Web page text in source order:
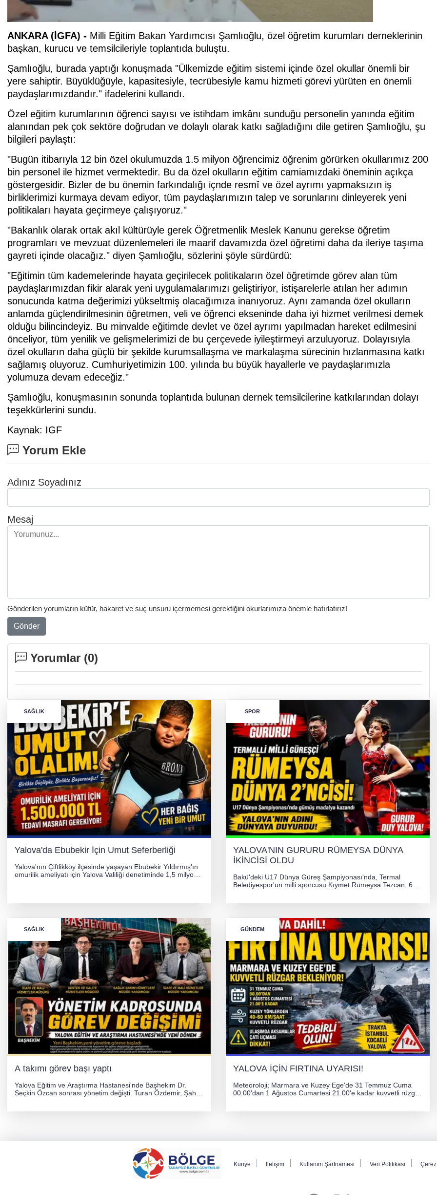
ANKARA (İGFA) - Milli Eğitim Bakan Yardımcısı Şamlıoğlu, özel öğretim kurumları derneklerinin
başkan, kurucu ve temsilcileriyle toplantıda buluştu.
Şamlıoğlu, burada yaptığı konuşmada "Ülkemizde eğitim sistemi içinde özel okullar önemli bir
yere sahiptir. Büyüklüğüyle, kapasitesiyle, tecrübesiyle kamu hizmeti görevi yürüten en önemli
paydaşlarımızdandır." ifadelerini kullandı.
Özel eğitim kurumlarının öğrenci sayısı ve istihdam imkânı sunduğu personelin yanında eğitim
alanından pek çok sektöre doğrudan ve dolaylı olarak katkı sağladığını dile getiren Şamlıoğlu, şu
bilgileri paylaştı:
"Bugün itibarıyla 12 bin özel okulumuzda 1.5 milyon öğrencimiz öğrenim görürken okullarımız 200
bin personel ile hizmet vermektedir. Bu da özel okulların eğitim camiamızdaki öneminin açıkça
göstergesidir. Bizler de bu önemin farkındalığı içnde resmî ve özel ayrımı yapmaksızın iş
birliklerimizi kurmaya devam ediyor, tüm paydaşlarımızın talep ve sorunlarını dinleyerek yeni
politikaları hayata geçirmeye çalışıyoruz."
"Bakanlık olarak ortak akıl kültürüyle gerek Öğretmenlik Meslek Kanunu gerekse öğretim
programları ve mevzuat düzenlemeleri ile maarif davamızda özel öğretimi daha da ileriye taşıma
gayreti içinde olacağız." diyen Şamlıoğlu, sözlerini şöyle sürdürdü:
"Eğitimin tüm kademelerinde hayata geçirilecek politikaların özel öğretimde görev alan tüm
paydaşlarımızdan fikir alarak yeni uygulamalarımızı geliştiriyor, istişarelerle atılan her adımın
sonucunda katma değerimizi yükseltmiş olacağımıza inanıyoruz. Aynı zamanda özel okulların
anlamda güçlendirilmesinin öğretmen, veli ve öğrenci ekseninde daha iyi hizmet verilmesi demek
olduğu bilincindeyiz. Bu minvalde eğitimde devlet ve özel ayrımı yapılmadan hareket edilmesini
önceliyor, tüm yenilik ve gelişmelerimizi de bu çerçevede iyileştirmeyi arzuluyoruz. Dolayısıyla
özel okulların daha güçlü bir şekilde kurumsallaşma ve markalaşma sürecinin hızlanmasına katkı
sağlamış oluyoruz. Cumhuriyetimizin 100. yılında bu büyük hayallerle ve paydaşlarımızla
yolumuza devam edeceğiz."
Şamlıoğlu, konuşmasının sonunda toplantıda bulunan dernek temsilcilerine katkılarından dolayı
teşekkürlerini sundu.
Kaynak: IGF
Yorum Ekle
Adınız Soyadınız
Mesaj
Gönderilen yorumların küfür, hakaret ve suç unsuru içermemesi gerektiğini okurlarımıza önemle hatırlatırız!
Gönder
Yorumlar (0)
SAĞLIK
Yalova'da Ebubekir İçin Umut Seferberliği
Yalova'nın Çiftlikköy ilçesinde yaşayan Ebubekir Yıldırmış'ın
omurilik ameliyatı için Yalova Valiliği denetiminde 1,5 milyon
SPOR
YALOVA'NIN GURURU RÜMEYSA DÜNYA
İKİNCİSİ OLDU
Bakü'deki U17 Dünya Güreş Şampiyonası'nda, Termal
Belediyespor'un milli sporcusu Kıymet Rümeysa Tezcan, 69
SAĞLIK
A takımı görev başı yaptı
Yalova Eğitim ve Araştırma Hastanesi'nde Başhekim Dr.
Seçkin Özcan sonrası yönetim değişti. Turan Özdemir, Şahin
GÜNDEM
YALOVA İÇİN FIRTINA UYARISI!
Meteoroloji; Marmara ve Kuzey Ege'de 31 Temmuz Cuma
00.00'dan 1 Ağustos Cumartesi 21.00'e kadar kuvvetli rüzgar
Künye İletişim Kullanım Şartnamesi Veri Politikası Çerez